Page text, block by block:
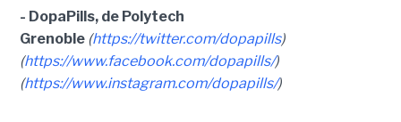
- DopaPills, de Polytech
Grenoble (https://twitter.com/dopapills)
(https://www.facebook.com/dopapills/)
(https://www.instagram.com/dopapills/)